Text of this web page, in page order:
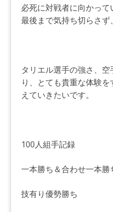
必死に対戦者に向かっ
最後まで気持ち切らさ
タリエル選手の強さ、
り、とても貴重な体験
えていきたいです。
100人組手記録
一本勝ち＆合わせ一本
技有り優勢勝